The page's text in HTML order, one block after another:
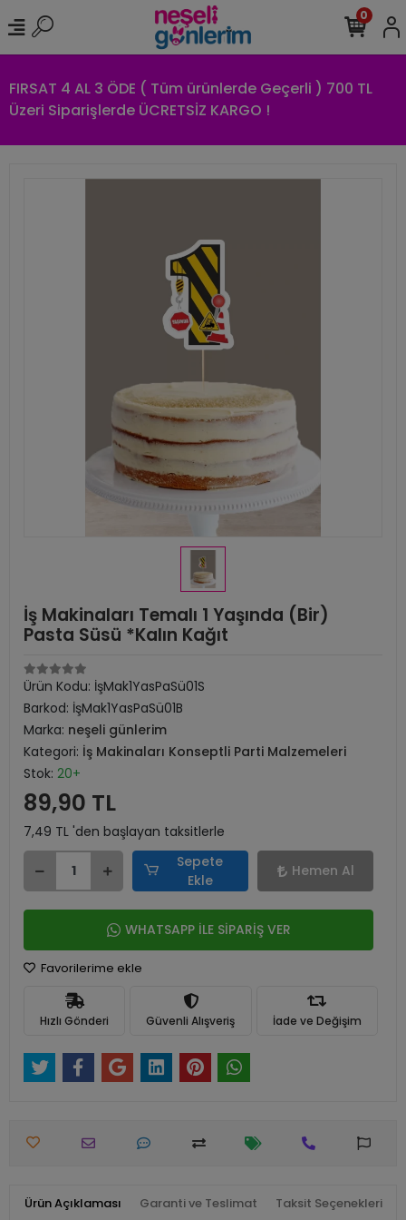
FIRSAT 4 AL 3 ÖDE ( Tüm ürünlerde Geçerli ) 700 TL
Üzeri Siparişlerde ÜCRETSİZ KARGO !
0
İş Makinaları Temalı 1 Yaşında (Bir)
Pasta Süsü *Kalın Kağıt
Ürün Kodu: İşMak1YasPaSü01S
Barkod: İşMak1YasPaSü01B
Marka: neşeli günlerim
Kategori: İş Makinaları Konseptli Parti Malzemeleri
Stok: 20+
89,90 TL
7,49 TL 'den başlayan taksitlerle
Sepete
Ekle
Hemen Al
WHATSAPP İLE SİPARİŞ VER
Favorilerime ekle
Hızlı Gönderi Güvenli Alışveriş İade ve Değişim
Ürün Açıklaması Garanti ve Teslimat Taksit Seçenekleri